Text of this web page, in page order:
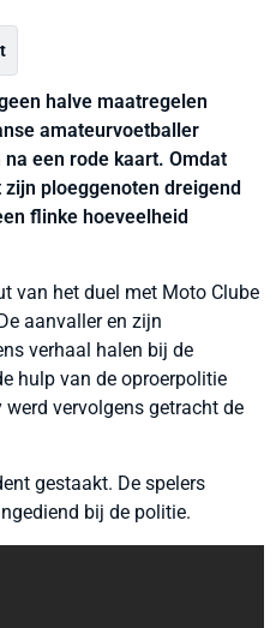
halve maatregelen
amateurvoetballer
een rode kaart. Omdat
ploeggenoten dreigend
flinke hoeveelheid
van het duel met Moto Clube
aanvaller en zijn
verhaal halen bij de
hulp van de oproerpolitie
vervolgens getracht de
gestaakt. De spelers
bij de politie.